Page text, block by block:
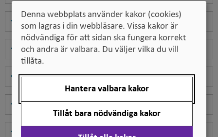
Beslutade 2019
Beslutade 2018
Beslutade 2017
Beslutade 2016
Beslutade 2015
Denna webbplats använder kakor (cookies)
som lagras i din webbläsare. Vissa kakor är
nödvändiga för att sidan ska fungera korrekt
och andra är valbara. Du väljer vilka du vill
tillåta.
Hantera valbara kakor
Tillåt bara nödvändiga kakor